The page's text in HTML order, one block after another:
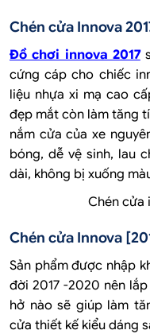
Chén cửa Innova
Đồ chơi innova 2017
cứng cáp cho chiếc
liệu nhựa xi mạ cao
đẹp mắt còn làm tăng
nắm cửa của xe
bóng, dễ vệ sinh, lau
dài, không bị xuống
Chén cửa
Chén cửa Innova
Sản phẩm được nhập
đời 2017 -2020 nên
hở nào sẽ giúp làm
cửa thiết kế kiểu dáng